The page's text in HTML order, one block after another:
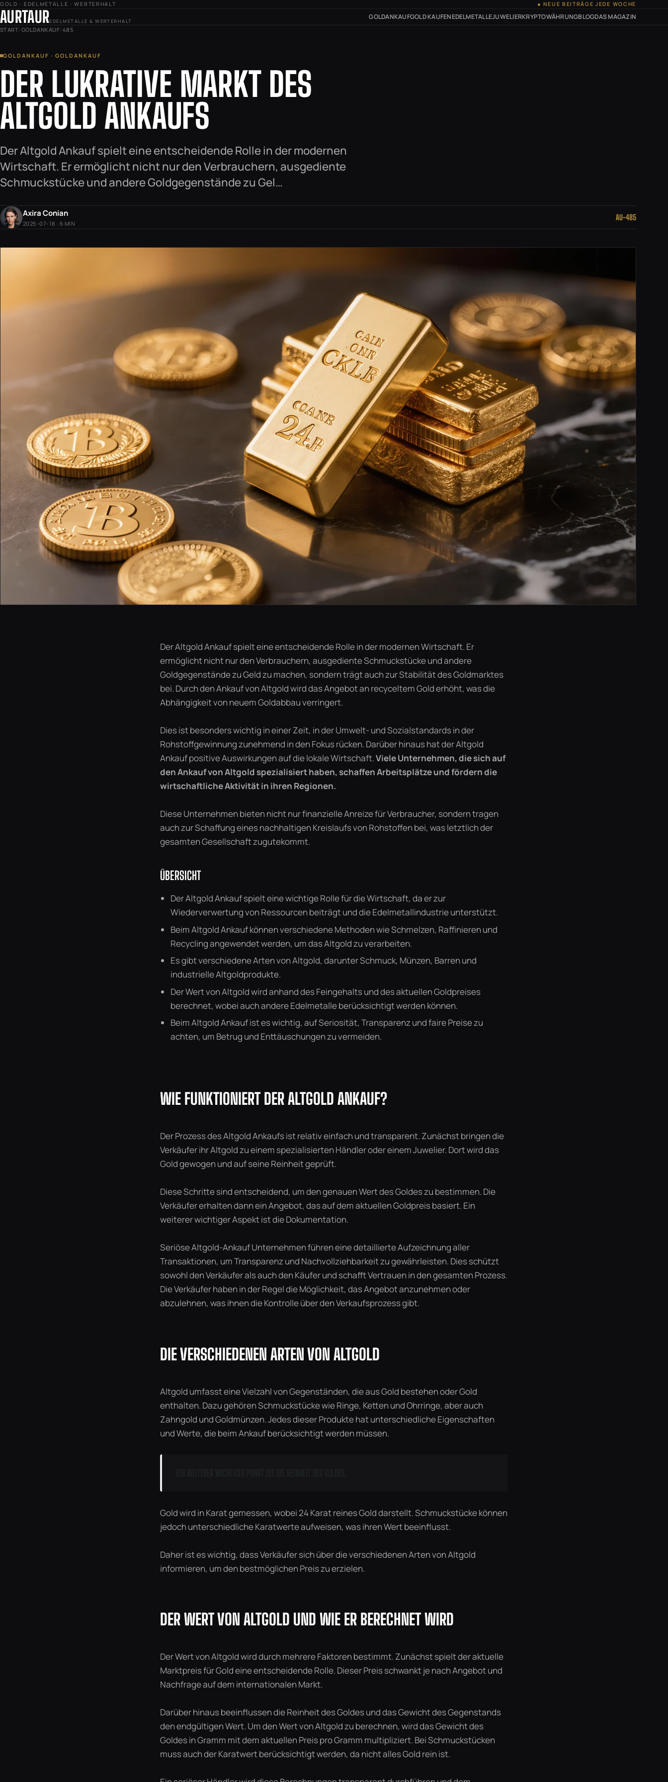
GOLD · EDELMETALLE · WERTERHALT ● NEUE BEITRÄGE JEDE WOCHE
AURTAUREDELMETALLE & WERTERHALT
GOLDANKAUFGOLD KAUFENEDELMETALLEJUWELIERKRYPTOWÄHRUNGBLOGDAS MAGAZIN
START/ GOLDANKAUF/ 485
GOLDANKAUF · GOLDANKAUF
DER LUKRATIVE MARKT DES
ALTGOLD ANKAUFS
Der Altgold Ankauf spielt eine entscheidende Rolle in der modernen
Wirtschaft. Er ermöglicht nicht nur den Verbrauchern, ausgediente
Schmuckstücke und andere Goldgegenstände zu Gel…
Axira Conian
2025-07-18 · 6 MIN
AU-485
Der Altgold Ankauf spielt eine entscheidende Rolle in der modernen Wirtschaft. Er
ermöglicht nicht nur den Verbrauchern, ausgediente Schmuckstücke und andere
Goldgegenstände zu Geld zu machen, sondern trägt auch zur Stabilität des Goldmarktes
bei. Durch den Ankauf von Altgold wird das Angebot an recyceltem Gold erhöht, was die
Abhängigkeit von neuem Goldabbau verringert.
Dies ist besonders wichtig in einer Zeit, in der Umwelt- und Sozialstandards in der
Rohstoffgewinnung zunehmend in den Fokus rücken. Darüber hinaus hat der Altgold
Ankauf positive Auswirkungen auf die lokale Wirtschaft.Viele Unternehmen, die sich auf
den Ankauf von Altgold spezialisiert haben, schaffen Arbeitsplätze und fördern die
wirtschaftliche Aktivität in ihren Regionen.
Diese Unternehmen bieten nicht nur finanzielle Anreize für Verbraucher, sondern tragen
auch zur Schaffung eines nachhaltigen Kreislaufs von Rohstoffen bei, was letztlich der
gesamten Gesellschaft zugutekommt.
ÜBERSICHT
Der Altgold Ankauf spielt eine wichtige Rolle für die Wirtschaft, da er zur
Wiederverwertung von Ressourcen beiträgt und die Edelmetallindustrie unterstützt.
Beim Altgold Ankauf können verschiedene Methoden wie Schmelzen, Raffinieren und
Recycling angewendet werden, um das Altgold zu verarbeiten.
Es gibt verschiedene Arten von Altgold, darunter Schmuck, Münzen, Barren und
industrielle Altgoldprodukte.
Der Wert von Altgold wird anhand des Feingehalts und des aktuellen Goldpreises
berechnet, wobei auch andere Edelmetalle berücksichtigt werden können.
Beim Altgold Ankauf ist es wichtig, auf Seriosität, Transparenz und faire Preise zu
achten, um Betrug und Enttäuschungen zu vermeiden.
WIE FUNKTIONIERT DER ALTGOLD ANKAUF?
Der Prozess des Altgold Ankaufs ist relativ einfach und transparent. Zunächst bringen die
Verkäufer ihr Altgold zu einem spezialisierten Händler oder einem Juwelier. Dort wird das
Gold gewogen und auf seine Reinheit geprüft.
Diese Schritte sind entscheidend, um den genauen Wert des Goldes zu bestimmen. Die
Verkäufer erhalten dann ein Angebot, das auf dem aktuellen Goldpreis basiert. Ein
weiterer wichtiger Aspekt ist die Dokumentation.
Seriöse Altgold-Ankauf Unternehmen führen eine detaillierte Aufzeichnung aller
Transaktionen, um Transparenz und Nachvollziehbarkeit zu gewährleisten. Dies schützt
sowohl den Verkäufer als auch den Käufer und schafft Vertrauen in den gesamten Prozess.
Die Verkäufer haben in der Regel die Möglichkeit, das Angebot anzunehmen oder
abzulehnen, was ihnen die Kontrolle über den Verkaufsprozess gibt.
DIE VERSCHIEDENEN ARTEN VON ALTGOLD
Altgold umfasst eine Vielzahl von Gegenständen, die aus Gold bestehen oder Gold
enthalten. Dazu gehören Schmuckstücke wie Ringe, Ketten und Ohrringe, aber auch
Zahngold und Goldmünzen. Jedes dieser Produkte hat unterschiedliche Eigenschaften
und Werte, die beim Ankauf berücksichtigt werden müssen.
Gold wird in Karat gemessen, wobei 24 Karat reines Gold darstellt. Schmuckstücke können
jedoch unterschiedliche Karatwerte aufweisen, was ihren Wert beeinflusst.
Daher ist es wichtig, dass Verkäufer sich über die verschiedenen Arten von Altgold
informieren, um den bestmöglichen Preis zu erzielen.
DER WERT VON ALTGOLD UND WIE ER BERECHNET WIRD
Der Wert von Altgold wird durch mehrere Faktoren bestimmt. Zunächst spielt der aktuelle
Marktpreis für Gold eine entscheidende Rolle. Dieser Preis schwankt je nach Angebot und
Nachfrage auf dem internationalen Markt.
Darüber hinaus beeinflussen die Reinheit des Goldes und das Gewicht des Gegenstands
den endgültigen Wert. Um den Wert von Altgold zu berechnen, wird das Gewicht des
Goldes in Gramm mit dem aktuellen Preis pro Gramm multipliziert. Bei Schmuckstücken
muss auch der Karatwert berücksichtigt werden, da nicht alles Gold rein ist.